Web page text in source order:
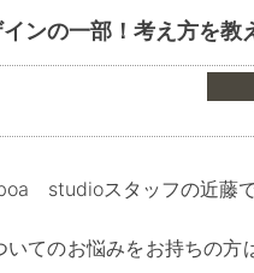
ンの一部！考え方を教
studioスタッフの近藤で
いてのお悩みをお持ちの方